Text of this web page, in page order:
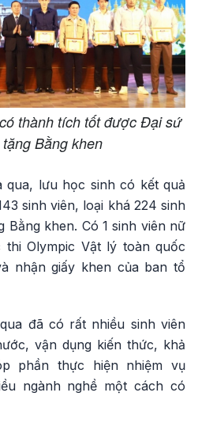
thành tích tốt được Đại sứ
Bằng khen
qua, lưu học sinh có kết quả
sinh viên, loại khá 224 sinh
Bằng khen. Có 1 sinh viên nữ
Olympic Vật lý toàn quốc
nhận giấy khen của ban tổ
đã có rất nhiều sinh viên
vận dụng kiến thức, khả
phần thực hiện nhiệm vụ
ngành nghề một cách có